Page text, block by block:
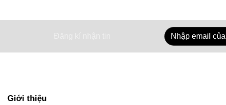
Giới thiệu